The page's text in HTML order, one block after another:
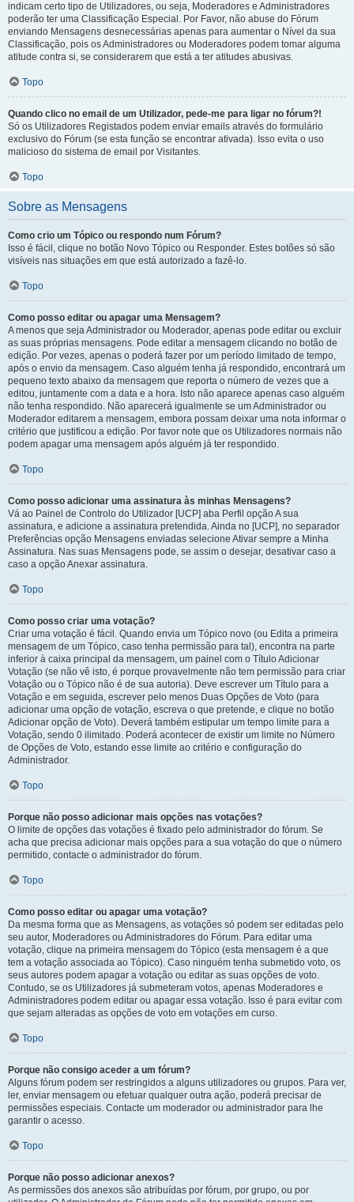
indicam certo tipo de Utilizadores, ou seja, Moderadores e Administradores
poderão ter uma Classificação Especial. Por Favor, não abuse do Fórum
enviando Mensagens desnecessárias apenas para aumentar o Nível da sua
Classificação, pois os Administradores ou Moderadores podem tomar alguma
atitude contra si, se considerarem que está a ter atitudes abusivas.
Topo
Quando clico no email de um Utilizador, pede-me para ligar no fórum?!
Só os Utilizadores Registados podem enviar emails através do formulário
exclusivo do Fórum (se esta função se encontrar ativada). Isso evita o uso
malicioso do sistema de email por Visitantes.
Topo
Sobre as Mensagens
Como crio um Tópico ou respondo num Fórum?
Isso é fácil, clique no botão Novo Tópico ou Responder. Estes botões só são
visíveis nas situações em que está autorizado a fazê-lo.
Topo
Como posso editar ou apagar uma Mensagem?
A menos que seja Administrador ou Moderador, apenas pode editar ou excluir
as suas próprias mensagens. Pode editar a mensagem clicando no botão de
edição. Por vezes, apenas o poderá fazer por um período limitado de tempo,
após o envio da mensagem. Caso alguém tenha já respondido, encontrará um
pequeno texto abaixo da mensagem que reporta o número de vezes que a
editou, juntamente com a data e a hora. Isto não aparece apenas caso alguém
não tenha respondido. Não aparecerá igualmente se um Administrador ou
Moderador editarem a mensagem, embora possam deixar uma nota informar o
critério que justificou a edição. Por favor note que os Utilizadores normais não
podem apagar uma mensagem após alguém já ter respondido.
Topo
Como posso adicionar uma assinatura às minhas Mensagens?
Vá ao Painel de Controlo do Utilizador [UCP] aba Perfil opção A sua
assinatura, e adicione a assinatura pretendida. Ainda no [UCP], no separador
Preferências opção Mensagens enviadas selecione Ativar sempre a Minha
Assinatura. Nas suas Mensagens pode, se assim o desejar, desativar caso a
caso a opção Anexar assinatura.
Topo
Como posso criar uma votação?
Criar uma votação é fácil. Quando envia um Tópico novo (ou Edita a primeira
mensagem de um Tópico, caso tenha permissão para tal), encontra na parte
inferior à caixa principal da mensagem, um painel com o Título Adicionar
Votação (se não vê isto, é porque provavelmente não tem permissão para criar
Votação ou o Tópico não é de sua autoria). Deve escrever um Título para a
Votação e em seguida, escrever pelo menos Duas Opções de Voto (para
adicionar uma opção de votação, escreva o que pretende, e clique no botão
Adicionar opção de Voto). Deverá também estipular um tempo limite para a
Votação, sendo 0 ilimitado. Poderá acontecer de existir um limite no Número
de Opções de Voto, estando esse limite ao critério e configuração do
Administrador.
Topo
Porque não posso adicionar mais opções nas votações?
O limite de opções das votações é fixado pelo administrador do fórum. Se
acha que precisa adicionar mais opções para a sua votação do que o número
permitido, contacte o administrador do fórum.
Topo
Como posso editar ou apagar uma votação?
Da mesma forma que as Mensagens, as votações só podem ser editadas pelo
seu autor, Moderadores ou Administradores do Fórum. Para editar uma
votação, clique na primeira mensagem do Tópico (esta mensagem é a que
tem a votação associada ao Tópico). Caso ninguém tenha submetido voto, os
seus autores podem apagar a votação ou editar as suas opções de voto.
Contudo, se os Utilizadores já submeteram votos, apenas Moderadores e
Administradores podem editar ou apagar essa votação. Isso é para evitar com
que sejam alteradas as opções de voto em votações em curso.
Topo
Porque não consigo aceder a um fórum?
Alguns fórum podem ser restringidos a alguns utilizadores ou grupos. Para ver,
ler, enviar mensagem ou efetuar qualquer outra ação, poderá precisar de
permissões especiais. Contacte um moderador ou administrador para lhe
garantir o acesso.
Topo
Porque não posso adicionar anexos?
As permissões dos anexos são atribuídas por fórum, por grupo, ou por